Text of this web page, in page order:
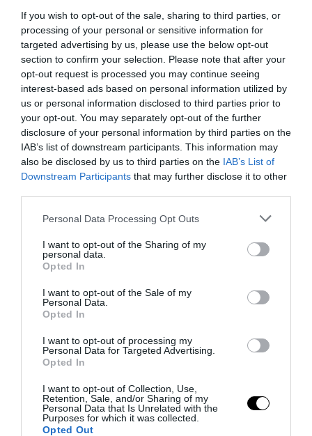
If you wish to opt-out of the sale, sharing to third parties, or
processing of your personal or sensitive information for
targeted advertising by us, please use the below opt-out
section to confirm your selection. Please note that after your
opt-out request is processed you may continue seeing
interest-based ads based on personal information utilized by
us or personal information disclosed to third parties prior to
your opt-out. You may separately opt-out of the further
disclosure of your personal information by third parties on the
IAB’s list of downstream participants. This information may
also be disclosed by us to third parties on the IAB’s List of
Downstream Participants that may further disclose it to other
Please note that this website/app uses one or more Google
not limited to your visit or usage behaviour. You may click to
grant or deny consent to Google and its third-party tags to
use your data for below specified purposes in below Google
consent section.
Personal Data Processing Opt Outs
I want to opt-out of the Sharing of my
personal data.
Opted In
I want to opt-out of the Sale of my
Personal Data.
Opted In
I want to opt-out of processing my
Personal Data for Targeted Advertising.
Opted In
I want to opt-out of Collection, Use,
Retention, Sale, and/or Sharing of my
Personal Data that Is Unrelated with the
Purposes for which it was collected.
Opted Out
PRONEWS.GR /GOOD LIFE
Μούχλα: Πώς να την αφαιρέσετε από
τοίχους και ταβάνια
05.02.2024 | 16:25
Δείτε για ποιο λόγο θαμπώνουν τα
τζάμια τον χειμώνα